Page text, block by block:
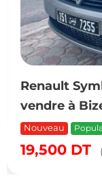
Renault
vendre à
Nouveau
19,500 DT